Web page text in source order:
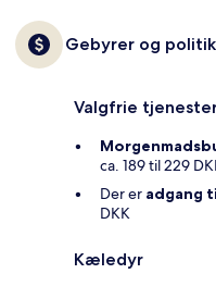
Gebyrer og
Valgfrie
ca. 189 til 229
Der er adgang
DKK
Kæledyr